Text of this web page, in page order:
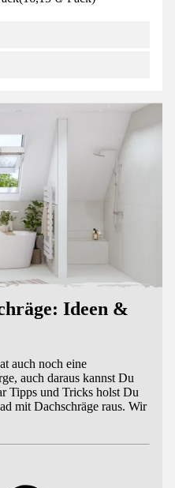
Ideen &
auch noch eine
auch daraus kannst Du
Tipps und Tricks holst Du
mit Dachschräge raus. Wir